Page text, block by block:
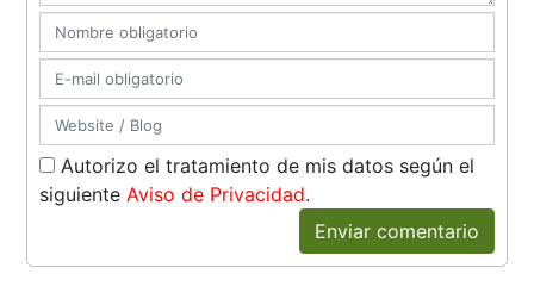
Autorizo el tratamiento de mis datos según el
siguienteAviso de Privacidad.
Enviar comentario